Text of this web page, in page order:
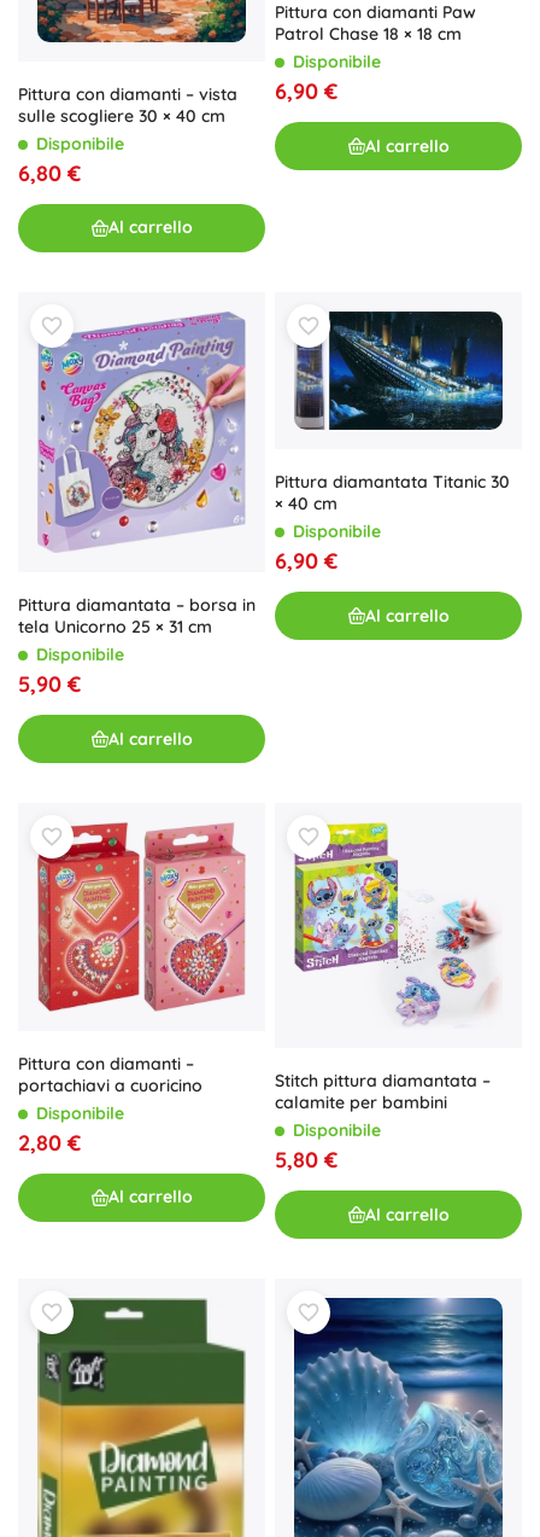
Pittura con diamanti – vista
sulle scogliere 30 × 40 cm
Disponibile
6,80 €
Al carrello
Pittura con diamanti Paw
Patrol Chase 18 × 18 cm
Disponibile
6,90 €
Al carrello
Pittura diamantata – borsa in
tela Unicorno 25 × 31 cm
Disponibile
5,90 €
Al carrello
Pittura diamantata Titanic 30
× 40 cm
Disponibile
6,90 €
Al carrello
Pittura con diamanti –
portachiavi a cuoricino
Disponibile
2,80 €
Al carrello
Stitch pittura diamantata –
calamite per bambini
Disponibile
5,80 €
Al carrello